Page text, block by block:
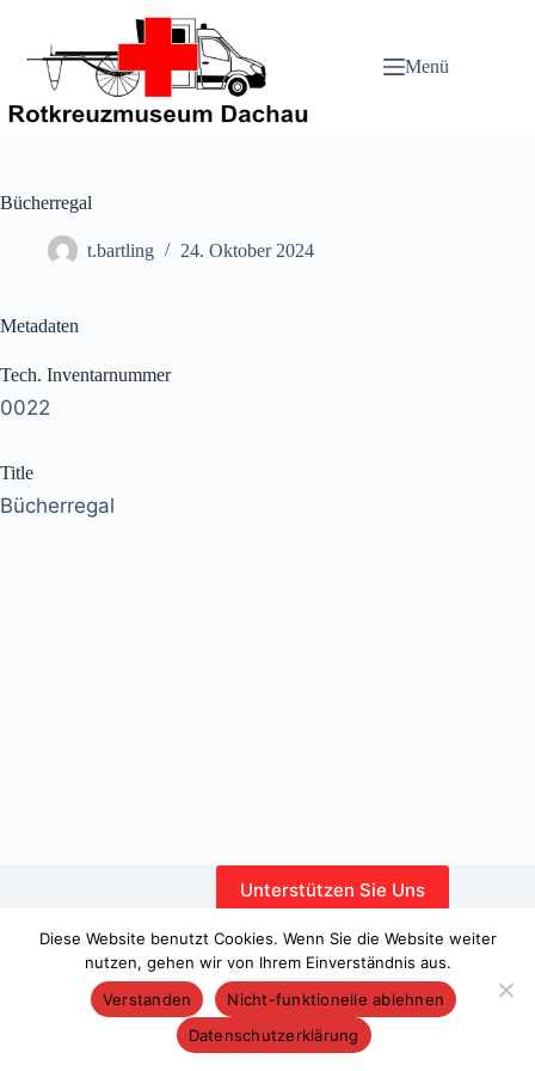
springen
Menü
Bücherregal
t.bartling 24. Oktober 2024
Metadaten
Tech. Inventarnummer
0022
Title
Bücherregal
Unterstützen Sie Uns
Copyright © 2026 – WordPress-Theme von
Diese Website benutzt Cookies. Wenn Sie die Website weiter
nutzen, gehen wir von Ihrem Einverständnis aus.
Verstanden
Nicht-funktionelle ablehnen
Datenschutzerklärung